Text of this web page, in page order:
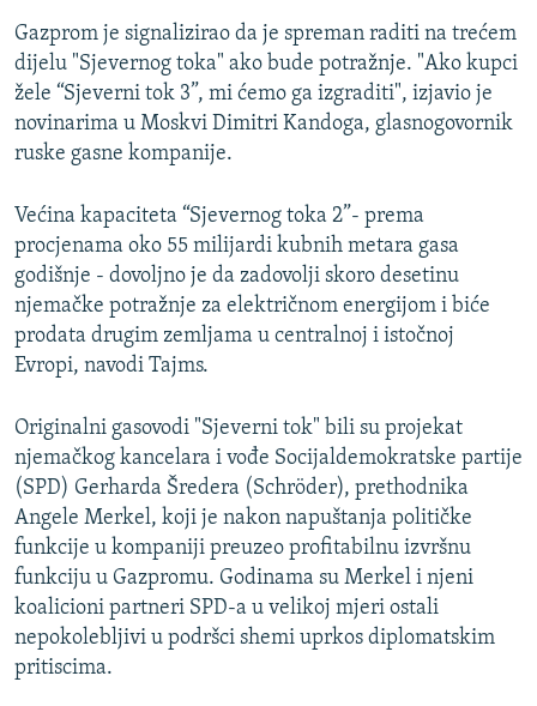
Gazprom je signalizirao da je spreman raditi na trećem
dijelu "Sjevernog toka" ako bude potražnje. "Ako kupci
žele “Sjeverni tok 3”, mi ćemo ga izgraditi", izjavio je
novinarima u Moskvi Dimitri Kandoga, glasnogovornik
ruske gasne kompanije.
Većina kapaciteta “Sjevernog toka 2”- prema
procjenama oko 55 milijardi kubnih metara gasa
godišnje - dovoljno je da zadovolji skoro desetinu
njemačke potražnje za električnom energijom i biće
prodata drugim zemljama u centralnoj i istočnoj
Evropi, navodi Tajms.
Originalni gasovodi "Sjeverni tok" bili su projekat
njemačkog kancelara i vođe Socijaldemokratske partije
(SPD) Gerharda Šredera (Schröder), prethodnika
Angele Merkel, koji je nakon napuštanja političke
funkcije u kompaniji preuzeo profitabilnu izvršnu
funkciju u Gazpromu. Godinama su Merkel i njeni
koalicioni partneri SPD-a u velikoj mjeri ostali
nepokolebljivi u podršci shemi uprkos diplomatskim
pritiscima.